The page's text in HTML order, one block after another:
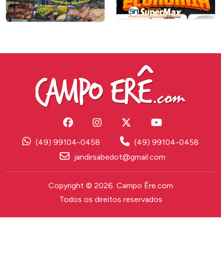
(49) 99104-0458
(49) 99104-0458
jandirsabedot@gmail.com
Copyright © 2026. Campo Êre.com
Todos os direitos reservados